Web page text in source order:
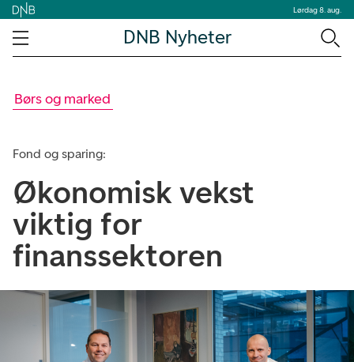
Lørdag 8. aug.
DNB Nyheter
Børs og marked
Fond og sparing:
Økonomisk vekst
viktig for
finanssektoren